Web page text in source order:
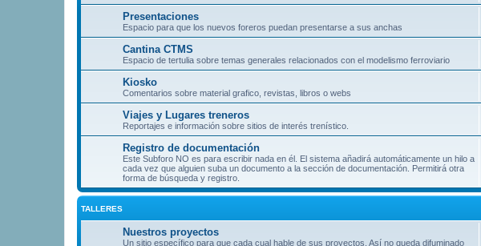
Presentaciones
Espacio para que los nuevos foreros puedan presentarse a sus anchas
Cantina CTMS
Espacio de tertulia sobre temas generales relacionados con el modelismo ferroviario
Kiosko
Comentarios sobre material grafico, revistas, libros o webs
Viajes y Lugares treneros
Reportajes e información sobre sitios de interés trenístico.
Registro de documentación
Este Subforo NO es para escribir nada en él. El sistema añadirá automáticamente un hilo a
cada vez que alguien suba un documento a la sección de documentación. Permitirá otra
forma de búsqueda y registro.
TALLERES
Nuestros proyectos
Un sitio específico para que cada cual hable de sus proyectos. Así no queda difuminado